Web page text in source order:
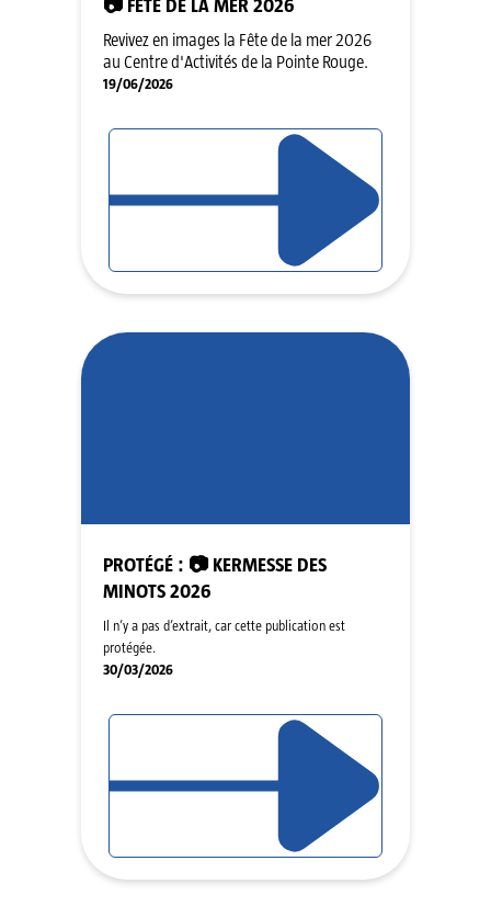
📷 FÊTE DE LA MER 2026
Revivez en images la Fête de la mer 2026
au Centre d'Activités de la Pointe Rouge.
19/06/2026
PROTÉGÉ : 📷 KERMESSE DES
MINOTS 2026
Il n’y a pas d’extrait, car cette publication est
protégée.
30/03/2026